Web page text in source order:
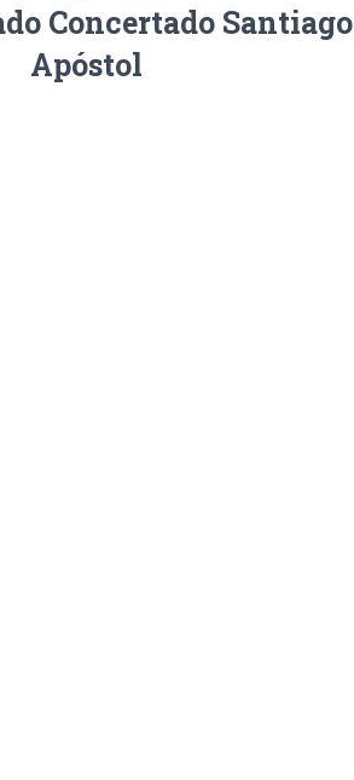
Concertado Santiago
Apóstol